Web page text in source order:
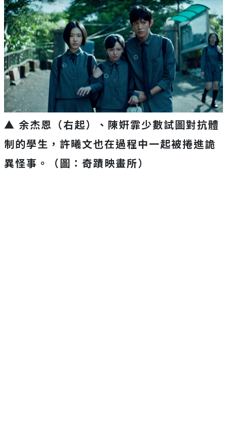
▲ 余杰恩（右起）、陳姸霏少數試圖對抗體
制的學生，許曦文也在過程中一起被捲進詭
異怪事。（圖：奇蹟映畫所）